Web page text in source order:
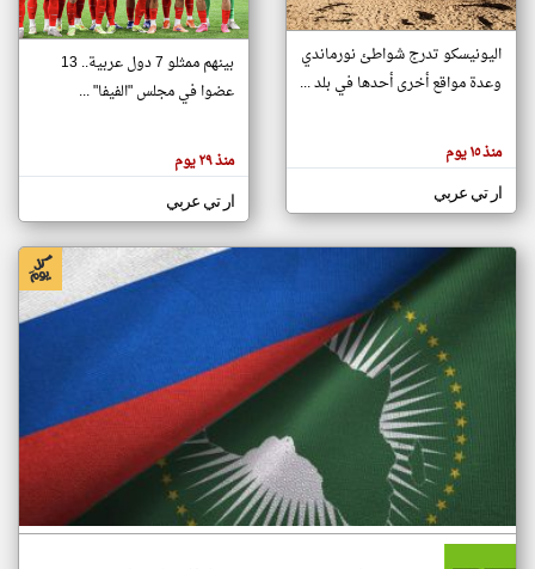
تغيير الدولة
اخبار جزر القمر على مدار الساعة
أهم اخبار جزر القمر العاجلة والمباشرة
هنا عن
وجهة
كاتبيها.
اليونيسكو تدرج شواطئ نورماندي
وعدة مواقع أخرى أحدها في بلد ...
منذ ١٥ يوم
ار تي عربي
بينهم ممثلو 7 دول عربية.. 13
عضوا في مجلس "الفيفا" ...
منذ ٢٩ يوم
ار تي عربي
klyoum.com